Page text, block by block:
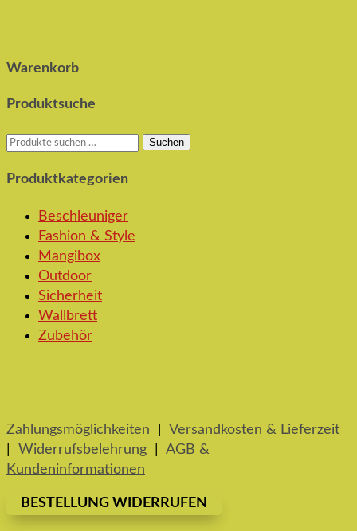
Warenkorb
Produktsuche
Suchen
Suchen
Produktkategorien
Beschleuniger
Fashion & Style
Mangibox
Outdoor
Sicherheit
Wallbrett
Zubehör
Zahlungsmöglichkeiten
Versandkosten & Lieferzeit
Widerrufsbelehrung
AGB &
Kundeninformationen
BESTELLUNG WIDERRUFEN